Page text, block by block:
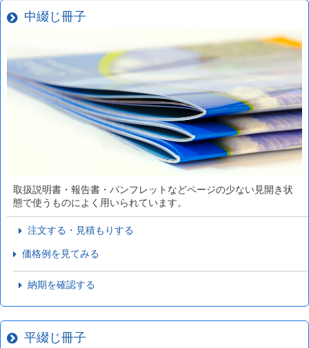
中綴じ冊子
取扱説明書・報告書・パンフレットなどページの少ない見開き状
態で使うものによく用いられています。
注文する・見積もりする
価格例を見てみる
納期を確認する
平綴じ冊子